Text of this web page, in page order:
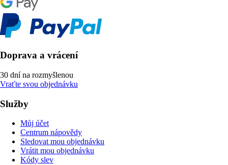
Doprava a vrácení
30 dní na rozmyšlenou
Vraťte svou objednávku
Služby
Můj účet
Centrum nápovědy
Sledovat mou objednávku
Vrátit mou objednávku
Kódy slev